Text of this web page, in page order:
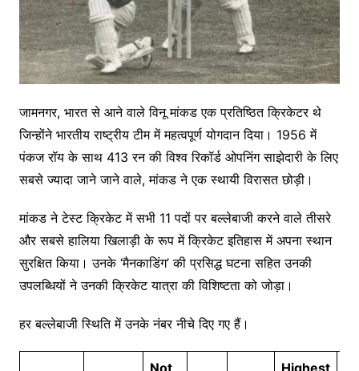
जामनगर, भारत से आने वाले विनू मांकड एक प्रतिष्ठित क्रिकेटर थे
जिन्होंने भारतीय राष्ट्रीय टीम में महत्वपूर्ण योगदान दिया। 1956 में
पंकज रॉय के साथ 413 रन की विश्व रिकॉर्ड ओपनिंग साझेदारी के लिए
सबसे ज्यादा जाने जाने वाले, मांकड ने एक स्थायी विरासत छोड़ी।
मांकड ने टेस्ट क्रिकेट में सभी 11 पदों पर बल्लेबाजी करने वाले तीसरे
और सबसे हालिया खिलाड़ी के रूप में क्रिकेट इतिहास में अपना स्थान
सुरक्षित किया। उनके ‘मैनकाडिंग’ की प्रसिद्ध घटना सहित उनकी
उपलब्धियों ने उनकी क्रिकेट यात्रा की विशिष्टता को जोड़ा।
हर बल्लेबाजी स्थिति में उनके नंबर नीचे दिए गए हैं।
Not
Highest